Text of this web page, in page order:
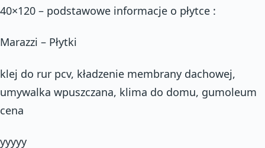
40×120 – podstawowe informacje o płytce :
Marazzi – Płytki
klej do rur pcv, kładzenie membrany dachowej,
umywalka wpuszczana, klima do domu, gumoleum
cena
yyyyy